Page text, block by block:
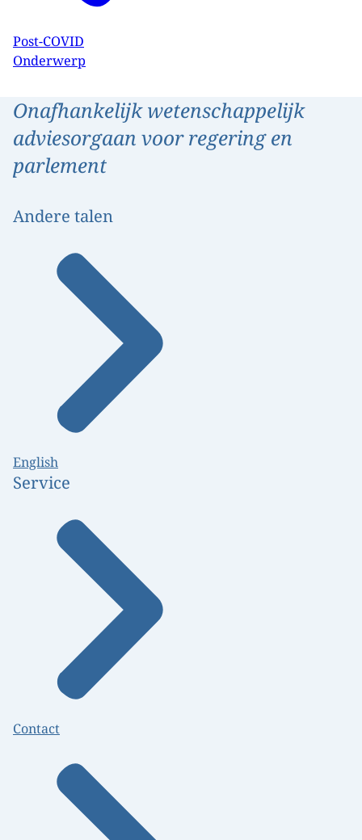
Post-COVID
Onderwerp
Onafhankelijk wetenschappelijk
adviesorgaan voor regering en
parlement
Andere talen
English
Service
Contact